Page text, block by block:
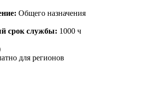
Общего назначения
срок службы: 1000 ч
для регионов